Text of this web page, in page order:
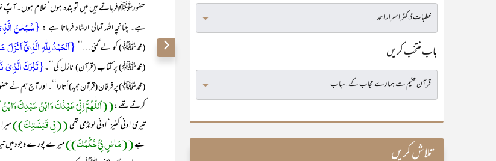
حضورﷺ فرماتے ہیں مَیں تو بندہ ہوں‘ غلام ہوں۔ آپؐ
ہے۔ چنانچہ اللہ تعالیٰ ارشاد فرماتا ہے : {سُبْحٰنَ
(محمدﷺ) کو لے گئی…‘‘ {اَلْحَمْدُ لِلّٰہِ الَّذِیْٓ
(محمدﷺ) پر کتاب (قرآن) نازل کی‘‘۔{تَبٰرَکَ الَّذِیْ
(محمدﷺ) پر فرقان (قرآن مجید) اُتارا‘‘۔ اور آج ہم نے
کرتے تھے:((اَللّٰھُمَّ اِنِّیْ عَبْدُکَ وَابْنُ عَبْدِکَ
تیری ادنیٰ کنیز‘ ادنیٰ لونڈی تھی((فِی قَبْضَتِکَ))
ہے((مَاضٍ فِیَّ حُکْمُکَ))میرے پورے وجود میں
باب منتخب کریں
تلاش کریں